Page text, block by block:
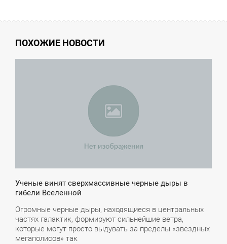
ПОХОЖИЕ НОВОСТИ
Ученые винят сверхмассивные черные дыры в
гибели Вселенной
Огромные черные дыры, находящиеся в центральных
частях галактик, формируют сильнейшие ветра,
которые могут просто выдувать за пределы «звездных
мегаполисов» так